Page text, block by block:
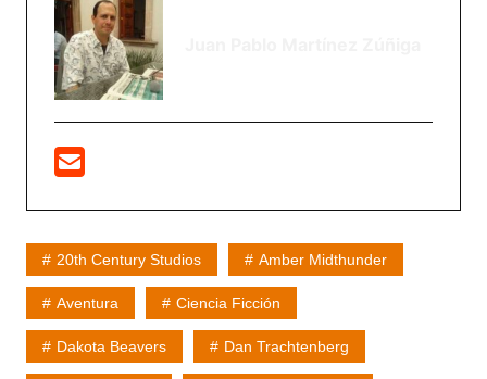
20th Century Studios Amber Midthunder
Aventura Ciencia Ficción
Dakota Beavers Dan Trachtenberg